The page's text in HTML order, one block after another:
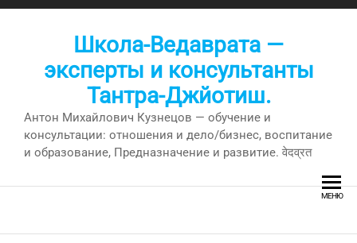
Перейти
Школа-Ведаврата —
эксперты и консультанты
Тантра-Джйотиш.
Антон Михайлович Кузнецов — обучение и
консультации: отношения и дело/бизнес, воспитание
и образование, Предназначение и развитие. वेदव्रत
МЕНЮ